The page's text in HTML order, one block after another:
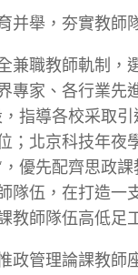
并舉，夯實教師
兼職教師軌制，
專家、各行業先
，指導各校采取
；北京科技年夜
，優先配齊思政
隊伍，在打造一
教師隊伍高低足
政管理論課教師